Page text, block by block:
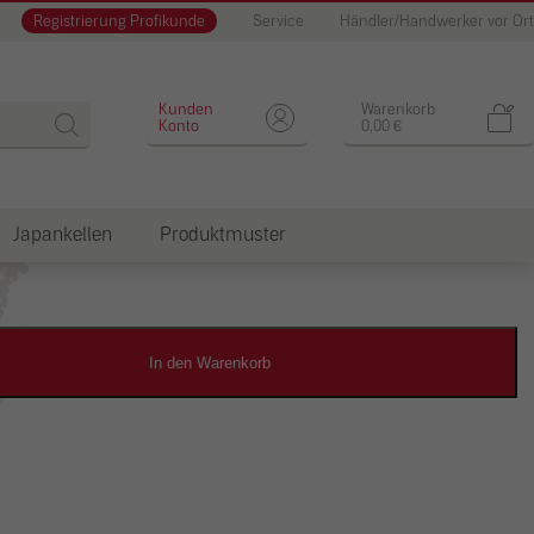
Registrierung Profikunde Service Händler/Handwerker vor Ort
Warenkorb
0,00 €
Kunden
Konto
Japankellen Produktmuster
Designputz
In den Warenkorb